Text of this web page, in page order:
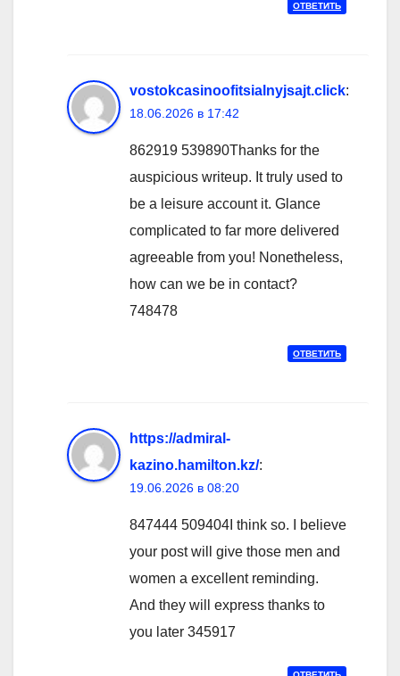
ОТВЕТИТЬ
vostokcasinoofitsialnyjsajt.click:
18.06.2026 в 17:42
862919 539890Thanks for the
auspicious writeup. It truly used to
be a leisure account it. Glance
complicated to far more delivered
agreeable from you! Nonetheless,
how can we be in contact?
748478
ОТВЕТИТЬ
https://admiral-
kazino.hamilton.kz/:
19.06.2026 в 08:20
847444 509404I think so. I believe
your post will give those men and
women a excellent reminding.
And they will express thanks to
you later 345917